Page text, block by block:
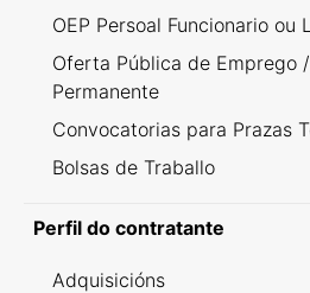
OEP Persoal Funcionario ou
Oferta Pública de Emprego
Permanente
Convocatorias para Prazas
Bolsas de Traballo
Perfil do contratante
Adquisicións